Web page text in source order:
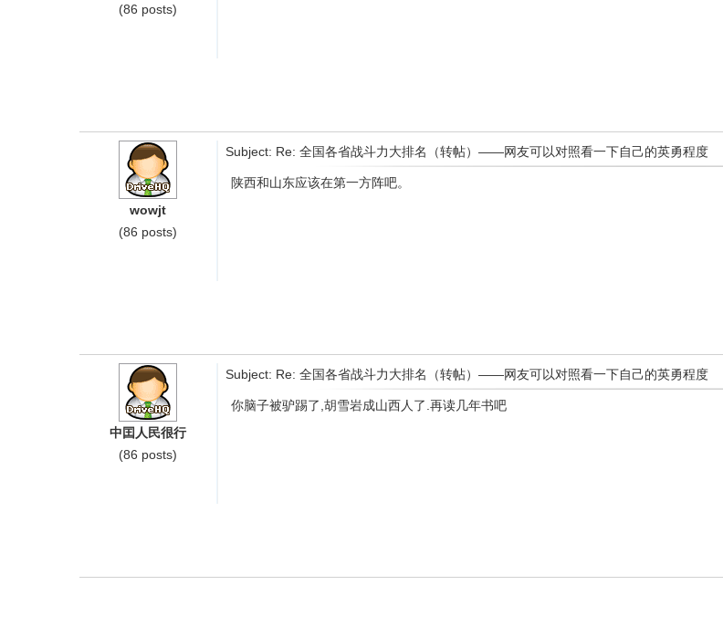
(86 posts)
wowjt
(86 posts)
Subject: Re: 全国各省战斗力大排名（转帖）——网友可以对照看一下自己的英勇程度
陕西和山东应该在第一方阵吧。
中囯人民很行
(86 posts)
Subject: Re: 全国各省战斗力大排名（转帖）——网友可以对照看一下自己的英勇程度
你脑子被驴踢了,胡雪岩成山西人了.再读几年书吧